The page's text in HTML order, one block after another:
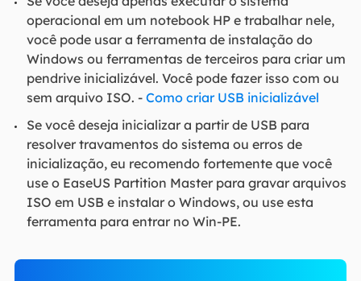
operacional em um notebook HP e trabalhar nele,
você pode usar a ferramenta de instalação do
Windows ou ferramentas de terceiros para criar um
pendrive inicializável. Você pode fazer isso com ou
sem arquivo ISO. - Como criar USB inicializável
Se você deseja inicializar a partir de USB para
resolver travamentos do sistema ou erros de
inicialização, eu recomendo fortemente que você
use o EaseUS Partition Master para gravar arquivos
ISO em USB e instalar o Windows, ou use esta
ferramenta para entrar no Win-PE.